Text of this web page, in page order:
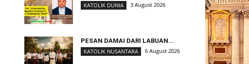
KATOLIK DUNIA
3 August 2026
PESAN DAMAI DARI LABUAN...
KATOLIK NUSANTARA
6 August 2026